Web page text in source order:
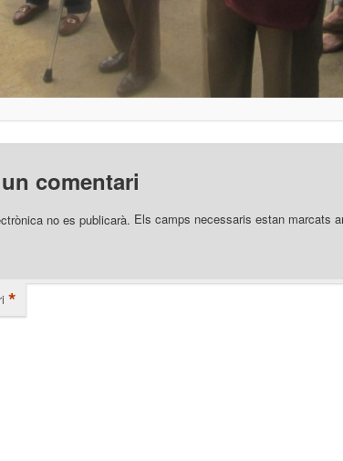
comentari
no es publicarà. Els camps necessaris estan marcats
*